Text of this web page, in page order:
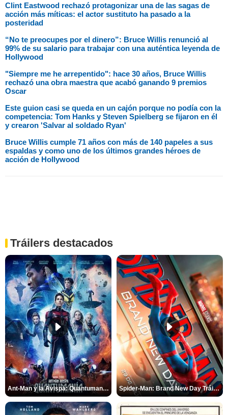
Clint Eastwood rechazó protagonizar una de las sagas de
acción más míticas: el actor sustituto ha pasado a la
posteridad
“No te preocupes por el dinero”: Bruce Willis renunció al
99% de su salario para trabajar con una auténtica leyenda de
Hollywood
"Siempre me he arrepentido": hace 30 años, Bruce Willis
rechazó una obra maestra que acabó ganando 9 premios
Oscar
Este guion casi se queda en un cajón porque no podía con la
competencia: Tom Hanks y Steven Spielberg se fijaron en él
y crearon 'Salvar al soldado Ryan'
Bruce Willis cumple 71 años con más de 140 papeles a sus
espaldas y como uno de los últimos grandes héroes de
acción de Hollywood
Tráilers destacados
Ant-Man y la Avispa: Quantumanía Tráiler (2) Spider-Man: Brand New Day Tráiler (3)